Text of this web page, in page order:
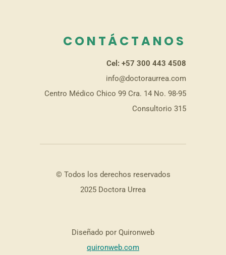
CONTÁCTANOS
Cel: +57 300 443 4508
info@doctoraurrea.com
Centro Médico Chico 99 Cra. 14 No. 98-95
Consultorio 315
© Todos los derechos reservados
2025 Doctora Urrea
Diseñado por Quironweb
quironweb.com